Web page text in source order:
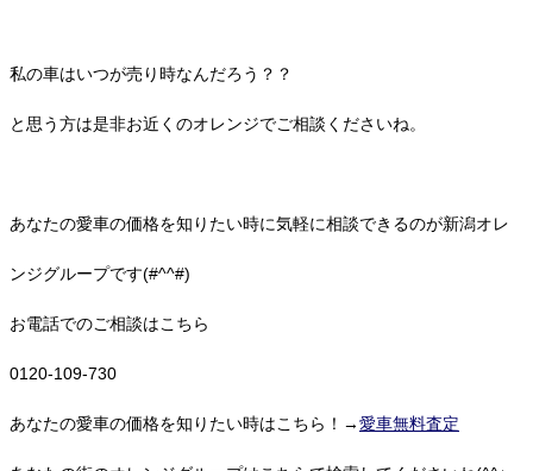
私の車はいつが売り時なんだろう？？
と思う方は是非お近くのオレンジでご相談くださいね。
あなたの愛車の価格を知りたい時に気軽に相談できるのが新潟オレ
ンジグループです(#^^#)
お電話でのご相談はこちら
0120-109-730
あなたの愛車の価格を知りたい時はこちら！→愛車無料査定